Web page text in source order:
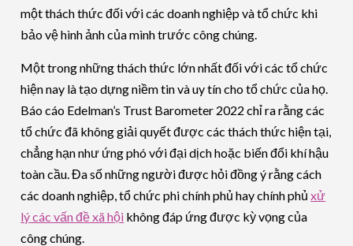
một thách thức đối với các doanh nghiệp và tổ chức khi
bảo vệ hình ảnh của mình trước công chúng.
Một trong những thách thức lớn nhất đối với các tổ chức
hiện nay là tạo dựng niềm tin và uy tín cho tổ chức của họ.
Báo cáo Edelman’s Trust Barometer 2022 chỉ ra rằng các
tổ chức đã không giải quyết được các thách thức hiện tại,
chẳng hạn như ứng phó với đại dịch hoặc biến đổi khí hậu
toàn cầu. Đa số những người được hỏi đồng ý rằng cách
các doanh nghiệp, tổ chức phi chính phủ hay chính phủxử
lý các vấn đề xã hội không đáp ứng được kỳ vọng của
công chúng.